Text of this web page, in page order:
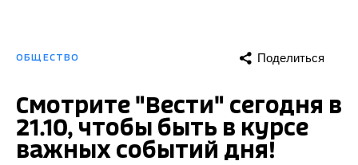
ОБЩЕСТВО Поделиться
Смотрите "Вести" сегодня в
21.10, чтобы быть в курсе
важных событий дня!